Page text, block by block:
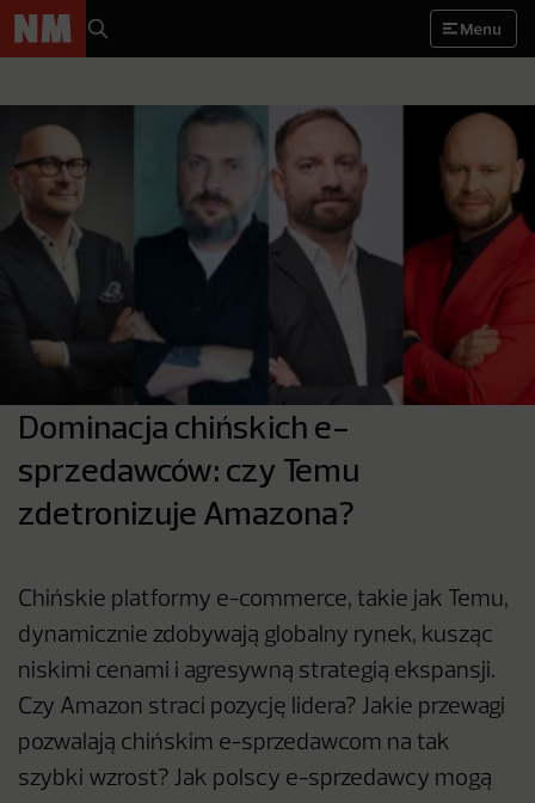
Menu
Dominacja chińskich e-
sprzedawców: czy Temu
zdetronizuje Amazona?
Chińskie platformy e-commerce, takie jak Temu,
dynamicznie zdobywają globalny rynek, kusząc
niskimi cenami i agresywną strategią ekspansji.
Czy Amazon straci pozycję lidera? Jakie przewagi
pozwalają chińskim e-sprzedawcom na tak
szybki wzrost? Jak polscy e-sprzedawcy mogą